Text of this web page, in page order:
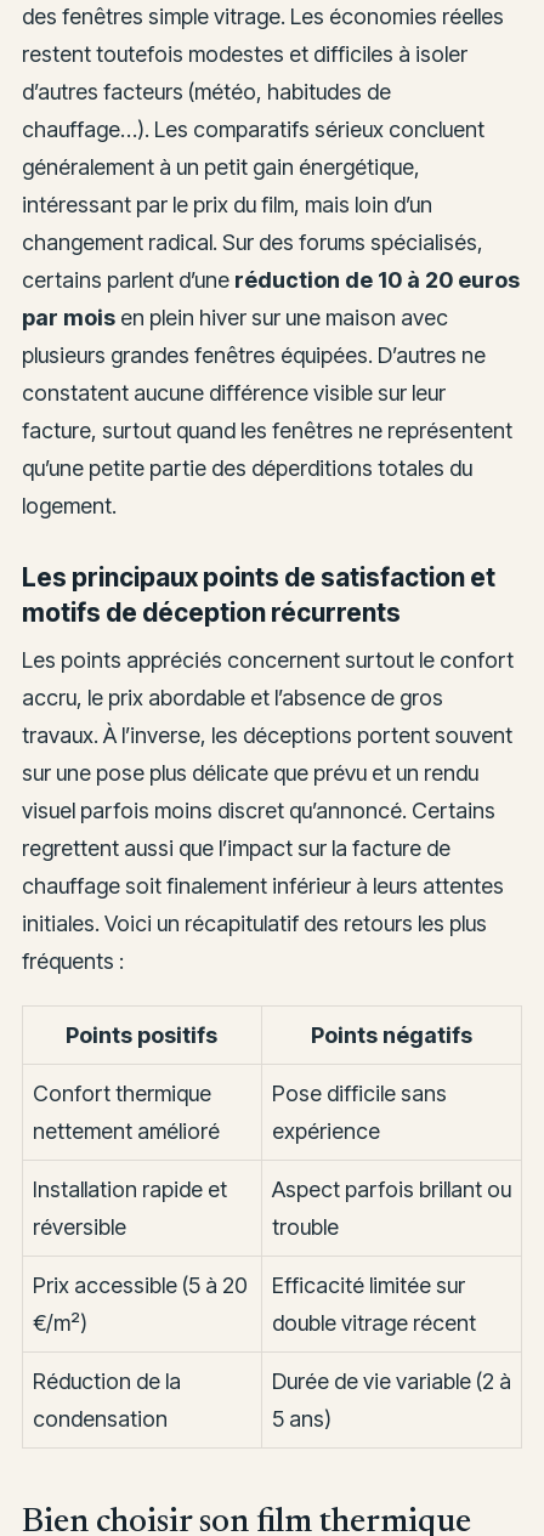
des fenêtres simple vitrage. Les économies réelles
restent toutefois modestes et difficiles à isoler
d’autres facteurs (météo, habitudes de
chauffage…). Les comparatifs sérieux concluent
généralement à un petit gain énergétique,
intéressant par le prix du film, mais loin d’un
changement radical. Sur des forums spécialisés,
certains parlent d’une réduction de 10 à 20 euros
par moisen plein hiver sur une maison avec
plusieurs grandes fenêtres équipées. D’autres ne
constatent aucune différence visible sur leur
facture, surtout quand les fenêtres ne représentent
qu’une petite partie des déperditions totales du
logement.
Les principaux points de satisfaction et
motifs de déception récurrents
Les points appréciés concernent surtout le confort
accru, le prix abordable et l’absence de gros
travaux. À l’inverse, les déceptions portent souvent
sur une pose plus délicate que prévu et un rendu
visuel parfois moins discret qu’annoncé. Certains
regrettent aussi que l’impact sur la facture de
chauffage soit finalement inférieur à leurs attentes
initiales. Voici un récapitulatif des retours les plus
fréquents :
Points positifs Points négatifs
Confort thermique
nettement amélioré
Pose difficile sans
expérience
Installation rapide et
réversible
Aspect parfois brillant ou
trouble
Prix accessible (5 à 20
€/m²)
Efficacité limitée sur
double vitrage récent
Réduction de la
condensation
Durée de vie variable (2 à
5 ans)
Bien choisir son film thermique